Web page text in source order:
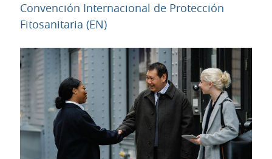
Convención Internacional de Protección
Fitosanitaria (EN)URL